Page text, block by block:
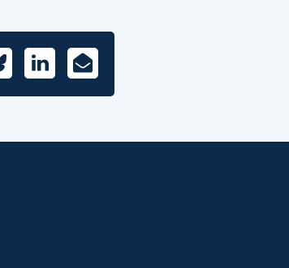
LinkedIn
E-
Mail